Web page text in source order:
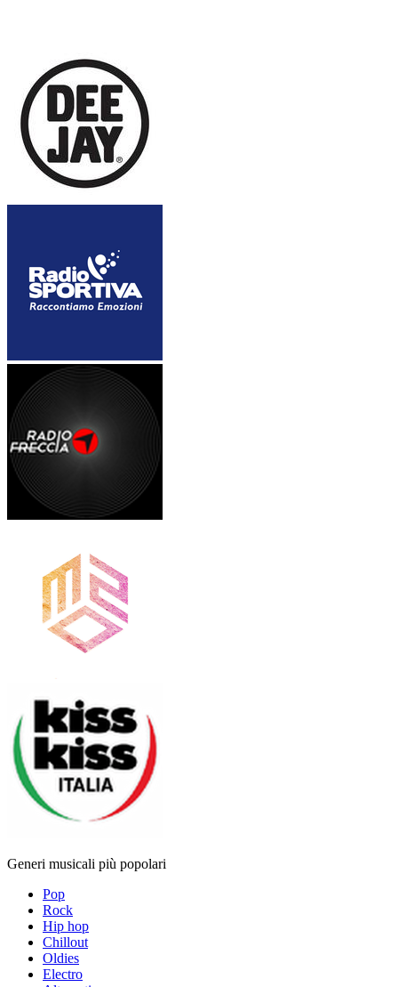
Generi musicali più popolari
Pop
Rock
Hip hop
Chillout
Oldies
Electro